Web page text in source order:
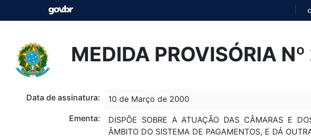
MEDIDA PROVISÓRIA
Data de assinatura:
10 de Março de 2000
Ementa:
DISPÕE SOBRE A ATUAÇÃO DAS CÂMARAS E
ÂMBITO DO SISTEMA DE PAGAMENTOS, E DÁ